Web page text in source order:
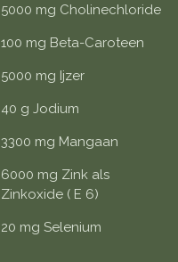
5000 mg Cholinechloride
100 mg Beta-Caroteen
5000 mg Ijzer
40 g Jodium
3300 mg Mangaan
6000 mg Zink als
Zinkoxide ( E 6)
20 mg Selenium